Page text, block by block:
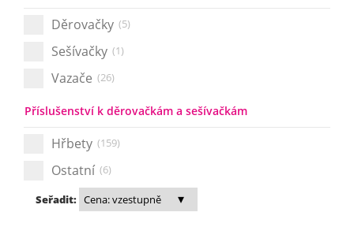
Děrovačky (5)
Sešívačky (1)
Vazače (26)
Příslušenství k děrovačkám a sešívačkám
Hřbety (159)
Ostatní (6)
Seřadit: